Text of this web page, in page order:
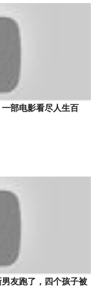
部电影看尽人生百
友跑了，四个孩子被